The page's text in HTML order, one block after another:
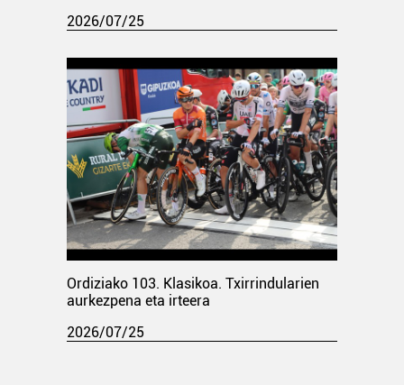
2026/07/25
Ordiziako 103. Klasikoa. Txirrindularien
aurkezpena eta irteera
2026/07/25